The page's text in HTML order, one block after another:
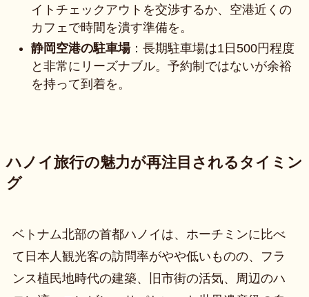
イトチェックアウトを交渉するか、空港近くの
カフェで時間を潰す準備を。
静岡空港の駐車場：長期駐車場は1日500円程度
と非常にリーズナブル。予約制ではないが余裕
を持って到着を。
ハノイ旅行の魅力が再注目されるタイミン
グ
ベトナム北部の首都ハノイは、ホーチミンに比べ
て日本人観光客の訪問率がやや低いものの、フラ
ンス植民地時代の建築、旧市街の活気、周辺のハ